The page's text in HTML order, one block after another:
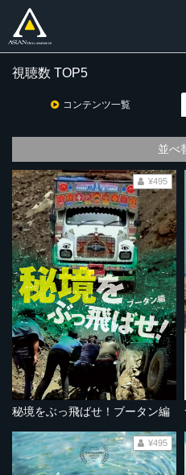
視聴数 TOP5
コンテンツ一覧
並べ
秘境をぶっ飛ばせ！ブータン編
¥495
¥495